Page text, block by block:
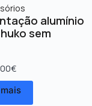
alumínio
sem
€